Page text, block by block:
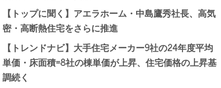
【トップに聞く】アエラホーム・中島鷹秀社長、高気
密・高断熱住宅をさらに推進
【トレンドナビ】大手住宅メーカー9社の24年度平均
単価・床面積=8社の棟単価が上昇、住宅価格の上昇基
調続く